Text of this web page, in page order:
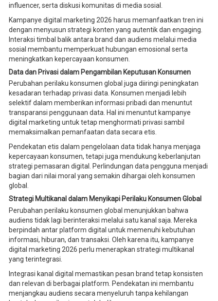
influencer, serta diskusi komunitas di media sosial.
Kampanye digital marketing 2026 harus memanfaatkan tren ini
dengan menyusun strategi konten yang autentik dan engaging.
Interaksi timbal balik antara brand dan audiens melalui media
sosial membantu memperkuat hubungan emosional serta
meningkatkan kepercayaan konsumen.
Data dan Privasi dalam Pengambilan Keputusan Konsumen
Perubahan perilaku konsumen global juga diiringi peningkatan
kesadaran terhadap privasi data. Konsumen menjadi lebih
selektif dalam memberikan informasi pribadi dan menuntut
transparansi penggunaan data. Hal ini menuntut kampanye
digital marketing untuk tetap menghormati privasi sambil
memaksimalkan pemanfaatan data secara etis.
Pendekatan etis dalam pengelolaan data tidak hanya menjaga
kepercayaan konsumen, tetapi juga mendukung keberlanjutan
strategi pemasaran digital. Perlindungan data pengguna menjadi
bagian dari nilai moral yang semakin dihargai oleh konsumen
global.
Strategi Multikanal dalam Menyikapi Perilaku Konsumen Global
Perubahan perilaku konsumen global menunjukkan bahwa
audiens tidak lagi berinteraksi melalui satu kanal saja. Mereka
berpindah antar platform digital untuk memenuhi kebutuhan
informasi, hiburan, dan transaksi. Oleh karena itu, kampanye
digital marketing 2026 perlu menerapkan strategi multikanal
yang terintegrasi.
Integrasi kanal digital memastikan pesan brand tetap konsisten
dan relevan di berbagai platform. Pendekatan ini membantu
menjangkau audiens secara menyeluruh tanpa kehilangan